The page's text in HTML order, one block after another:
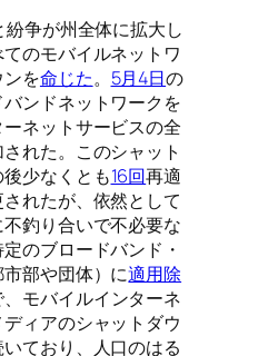
争が州全体に拡大し
のモバイルネットワ
を命じた。 5月4日の
ンドネットワークを
ネットサービスの全
れた。このシャット
少なくとも16回再適
れたが、依然として
釣り合いで不必要な
のブロードバンド・
部や団体）に適用除
モバイルインターネ
ィアのシャットダウ
ており、人口のはる